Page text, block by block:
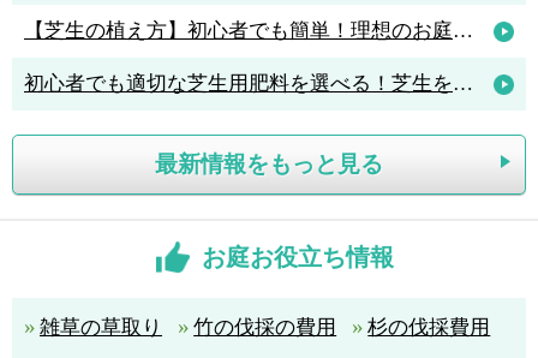
【芝生の植え方】初心者でも簡単！理想のお庭を作る植え方のポイント解説
初心者でも適切な芝生用肥料を選べる！芝生を元気に育てる肥料の知識
最新情報をもっと見る
お庭お役立ち情報
雑草の草取り 竹の伐採の費用
杉の伐採費用